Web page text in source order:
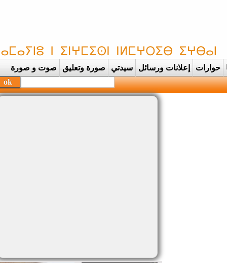
حوارات إعلانات ورسائل سيدتي صورة وتعليق صوت و صورة